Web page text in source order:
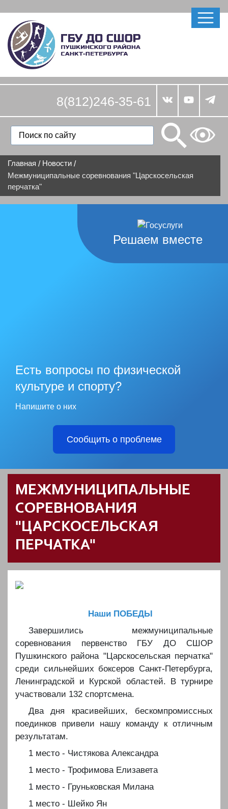
8(812)246-35-61
Главная / Новости /
Межмуниципальные соревнования "Царскосельская
перчатка"
Решаем вместе
Есть вопросы по физической
культуре и спорту?
Напишите о них
Сообщить о проблеме
МЕЖМУНИЦИПАЛЬНЫЕ
СОРЕВНОВАНИЯ
"ЦАРСКОСЕЛЬСКАЯ
ПЕРЧАТКА"
Наши ПОБЕДЫ
Завершились межмуниципальные
соревнования первенство ГБУ ДО СШОР
Пушкинского района "Царскосельская перчатка"
среди сильнейших боксеров Санкт-Петербурга,
Ленинградской и Курской областей. В турнире
участвовали 132 спортсмена.
Два дня красивейших, бескомпромиссных
поединков привели нашу команду к отличным
результатам.
1 место - Чистякова Александра
1 место - Трофимова Елизавета
1 место - Груньковская Милана
1 место - Шейко Ян